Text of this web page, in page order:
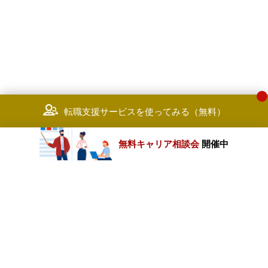
転職支援サービスを使ってみる（無料）
無料キャリア相談会 開催中